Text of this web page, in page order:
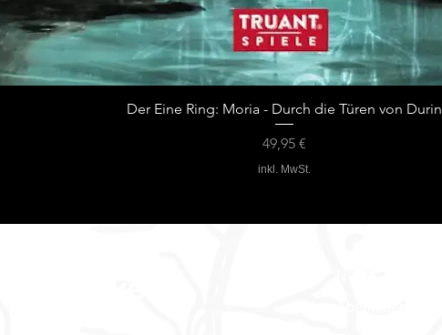
Der Eine Ring: Moria - Durch die Türen von Durin
Preis
49,95 €
inkl. MwSt.